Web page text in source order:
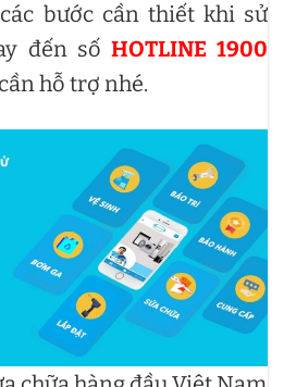
bước cần thiết khi sử
đến số HOTLINE 1900
hỗ trợ nhé.